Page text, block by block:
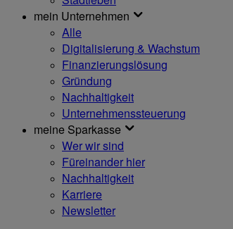
mein Unternehmen
Alle
Digitalisierung & Wachstum
Finanzierungslösung
Gründung
Nachhaltigkeit
Unternehmenssteuerung
meine Sparkasse
Wer wir sind
Füreinander hier
Nachhaltigkeit
Karriere
Newsletter